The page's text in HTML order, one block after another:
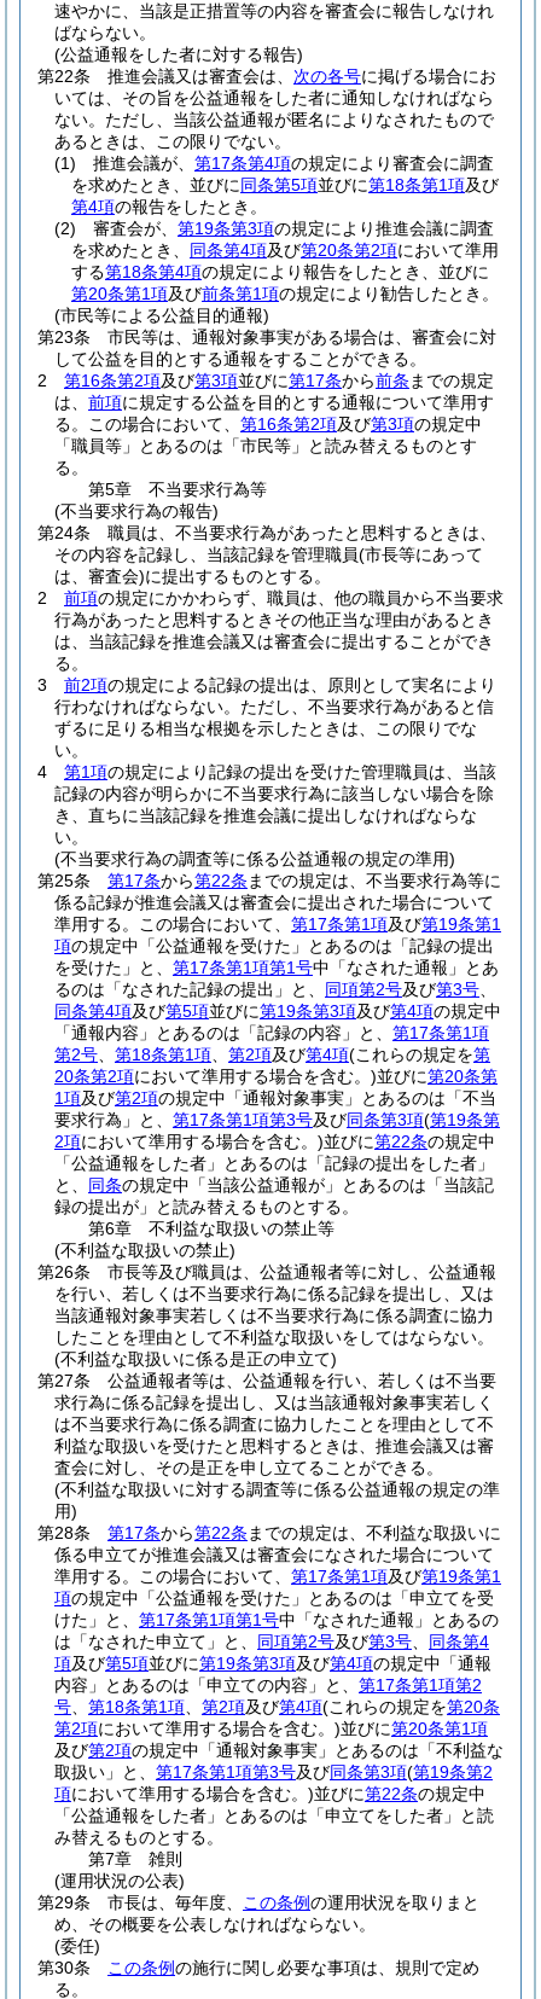
速やかに、当該是正措置等の内容を審査会に報告しなけれ
ばならない。
(公益通報をした者に対する報告)
第22条
推進会議又は審査会は、 次の各号に掲げる場合にお
いては、その旨を公益通報をした者に通知しなければなら
ない。 ただし、当該公益通報が匿名によりなされたもので
あるときは、この限りでない。
(1)
推進会議が、 第17条第4項の規定により審査会に調査
を求めたとき、並びに同条第5項並びに第18条第1項及び
第4項の報告をしたとき。
(2)
審査会が、 第19条第3項の規定により推進会議に調査
を求めたとき、 同条第4項及び第20条第2項において準用
する第18条第4項の規定により報告をしたとき、並びに
第20条第1項及び前条第1項の規定により勧告したとき。
(市民等による公益目的通報)
第23条
市民等は、通報対象事実がある場合は、審査会に対
して公益を目的とする通報をすることができる。
2
第16条第2項及び第3項並びに第17条から前条 までの規定
は、 前項に規定する公益を目的とする通報について準用す
る。
この場合において、 第16条第2項及び第3項の規定中
「職員等」とあるのは「市民等」と読み替えるものとす
る。
第5章
不当要求行為等
(不当要求行為の報告)
第24条
職員は、不当要求行為があったと思料するときは、
その内容を記録し、当該記録を管理職員(市長等にあって
は、審査会)に提出するものとする。
2
前項の規定にかかわらず、職員は、他の職員から不当要求
行為があったと思料するときその他正当な理由があるとき
は、当該記録を推進会議又は審査会に提出することができ
る。
3
前2項の規定による記録の提出は、原則として実名により
行わなければならない。 ただし、不当要求行為があると信
ずるに足りる相当な根拠を示したときは、この限りでな
い。
4
第1項の規定により記録の提出を受けた管理職員は、当該
記録の内容が明らかに不当要求行為に該当しない場合を除
き、直ちに当該記録を推進会議に提出しなければならな
い。
(不当要求行為の調査等に係る公益通報の規定の準用)
第25条
第17条から第22条 までの規定は、不当要求行為等に
係る記録が推進会議又は審査会に提出された場合について
準用する。
この場合において、 第17条第1項及び第19条第1
項の規定中「公益通報を受けた」とあるのは「記録の提出
を受けた」と、 第17条第1項第1号中「なされた通報」とあ
るのは「なされた記録の提出」と、 同項第2号及び第3号
同条第4項及び第5項並びに第19条第3項及び第4項の規定中
「通報内容」とあるのは「記録の内容」と、 第17条第1項
第2号
第18条第1項 第2項及び第4項(これらの規定を第
20条第2項において準用する場合を含む。)並びに第20条第
1項及び第2項の規定中「通報対象事実」とあるのは「不当
要求行為」と、 第17条第1項第3号及び同条第3項(第19条第
2項において準用する場合を含む。)並びに第22条の規定中
「公益通報をした者」とあるのは「記録の提出をした者」
と、 同条の規定中「当該公益通報が」とあるのは「当該記
録の提出が」と読み替えるものとする。
第6章
不利益な取扱いの禁止等
(不利益な取扱いの禁止)
第26条
市長等及び職員は、公益通報者等に対し、公益通報
を行い、若しくは不当要求行為に係る記録を提出し、又は
当該通報対象事実若しくは不当要求行為に係る調査に協力
したことを理由として不利益な取扱いをしてはならない。
(不利益な取扱いに係る是正の申立て)
第27条
公益通報者等は、公益通報を行い、若しくは不当要
求行為に係る記録を提出し、又は当該通報対象事実若しく
は不当要求行為に係る調査に協力したことを理由として不
利益な取扱いを受けたと思料するときは、推進会議又は審
査会に対し、その是正を申し立てることができる。
(不利益な取扱いに対する調査等に係る公益通報の規定の準
用)
第28条
第17条から第22条 までの規定は、不利益な取扱いに
係る申立てが推進会議又は審査会になされた場合について
準用する。
この場合において、 第17条第1項及び第19条第1
項の規定中「公益通報を受けた」とあるのは「申立てを受
けた」と、 第17条第1項第1号中「なされた通報」とあるの
は「なされた申立て」と、 同項第2号及び第3号
同条第4
項及び第5項並びに第19条第3項及び第4項の規定中「通報
内容」とあるのは「申立ての内容」と、 第17条第1項第2
号
第18条第1項 第2項及び第4項(これらの規定を第20条
第2項において準用する場合を含む。)並びに第20条第1項
及び第2項の規定中「通報対象事実」とあるのは「不利益な
取扱い」と、 第17条第1項第3号及び同条第3項(第19条第2
項において準用する場合を含む。)並びに第22条の規定中
「公益通報をした者」とあるのは「申立てをした者」と読
み替えるものとする。
第7章
雑則
(運用状況の公表)
第29条
市長は、毎年度、 この条例の運用状況を取りまと
め、その概要を公表しなければならない。
(委任)
第30条
この条例の施行に関し必要な事項は、規則で定め
る。